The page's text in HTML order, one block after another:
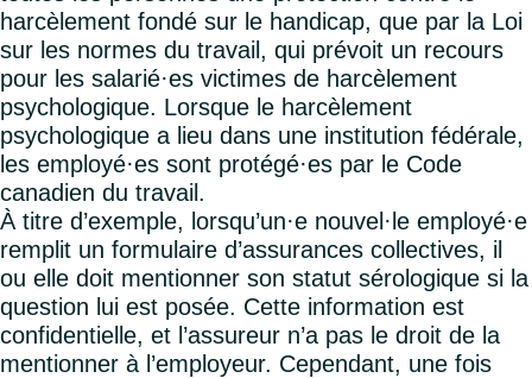
harcèlement fondé sur le handicap, que par la Loi
sur les normes du travail, qui prévoit un recours
pour les salarié·es victimes de harcèlement
psychologique. Lorsque le harcèlement
psychologique a lieu dans une institution fédérale,
les employé·es sont protégé·es par le Code
canadien du travail.
À titre d’exemple, lorsqu’un·e nouvel·le employé·e
remplit un formulaire d’assurances collectives, il
ou elle doit mentionner son statut sérologique si la
question lui est posée. Cette information est
confidentielle, et l’assureur n’a pas le droit de la
mentionner à l’employeur. Cependant, une fois